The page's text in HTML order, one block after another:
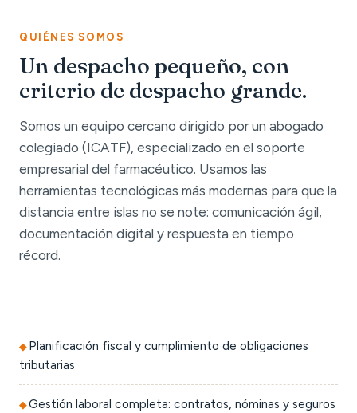
QUIÉNES SOMOS
Un despacho pequeño, con
criterio de despacho grande.
Somos un equipo cercano dirigido por un abogado
colegiado (ICATF), especializado en el soporte
empresarial del farmacéutico. Usamos las
herramientas tecnológicas más modernas para que la
distancia entre islas no se note: comunicación ágil,
documentación digital y respuesta en tiempo
récord.
Planificación fiscal y cumplimiento de obligaciones
tributarias
Gestión laboral completa: contratos, nóminas y seguros